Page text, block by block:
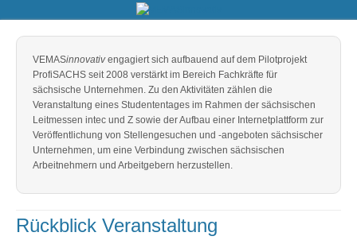
VEMASinnovativengagiert sich aufbauend auf dem Pilotprojekt
ProfiSACHS seit 2008 verstärkt im Bereich Fachkräfte für
sächsische Unternehmen. Zu den Aktivitäten zählen die
Veranstaltung eines Studententages im Rahmen der sächsischen
Leitmessen intec und Z sowie der Aufbau einer Internetplattform zur
Veröffentlichung von Stellengesuchen und -angeboten sächsischer
Unternehmen, um eine Verbindung zwischen sächsischen
Arbeitnehmern und Arbeitgebern herzustellen.
Rückblick Veranstaltung